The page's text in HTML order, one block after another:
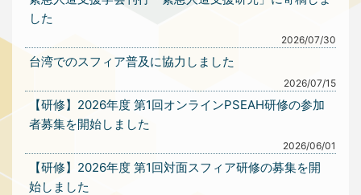
した
2026/07/30
台湾でのスフィア普及に協力しました
2026/07/15
【研修】2026年度 第1回オンラインPSEAH研修の参加
者募集を開始しました
2026/06/01
【研修】2026年度 第1回対面スフィア研修の募集を開
始しました